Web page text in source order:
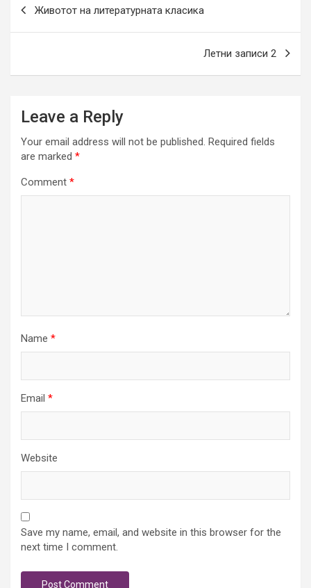
Животот на литературната класика
Летни записи 2
Leave a Reply
Your email address will not be published. Required fields
are marked *
Comment *
Name *
Email *
Website
Save my name, email, and website in this browser for the
next time I comment.